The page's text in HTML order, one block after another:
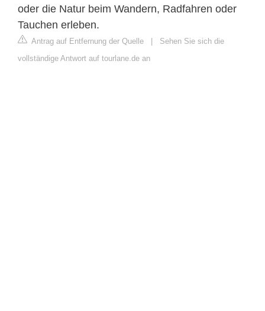
oder die Natur beim Wandern, Radfahren oder
Tauchen erleben.
Antrag auf Entfernung der Quelle
Sehen Sie sich die
vollständige Antwort auf tourlane.de an